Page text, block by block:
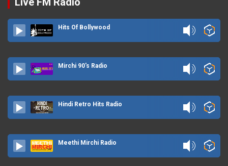
Hits Of Bollywood
Mirchi 90's Radio
Hindi Retro Hits Radio
Meethi Mirchi Radio